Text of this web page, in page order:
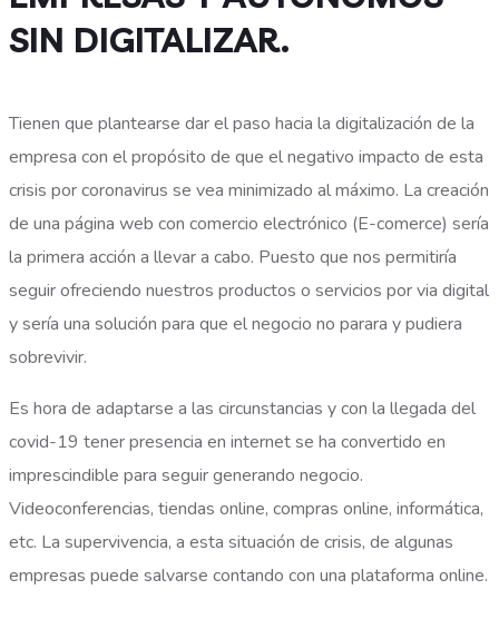
SIN DIGITALIZAR.
Tienen que plantearse dar el paso hacia la digitalización de la
empresa con el propósito de que el negativo impacto de esta
crisis por coronavirus se vea minimizado al máximo. La creación
de una página web con comercio electrónico (E-comerce) sería
la primera acción a llevar a cabo. Puesto que nos permitiría
seguir ofreciendo nuestros productos o servicios por via digital
y sería una solución para que el negocio no parara y pudiera
sobrevivir.
Es hora de adaptarse a las circunstancias y con la llegada del
covid-19 tener presencia en internet se ha convertido en
imprescindible para seguir generando negocio.
Videoconferencias, tiendas online, compras online, informática,
etc. La supervivencia, a esta situación de crisis, de algunas
empresas puede salvarse contando con una plataforma online.